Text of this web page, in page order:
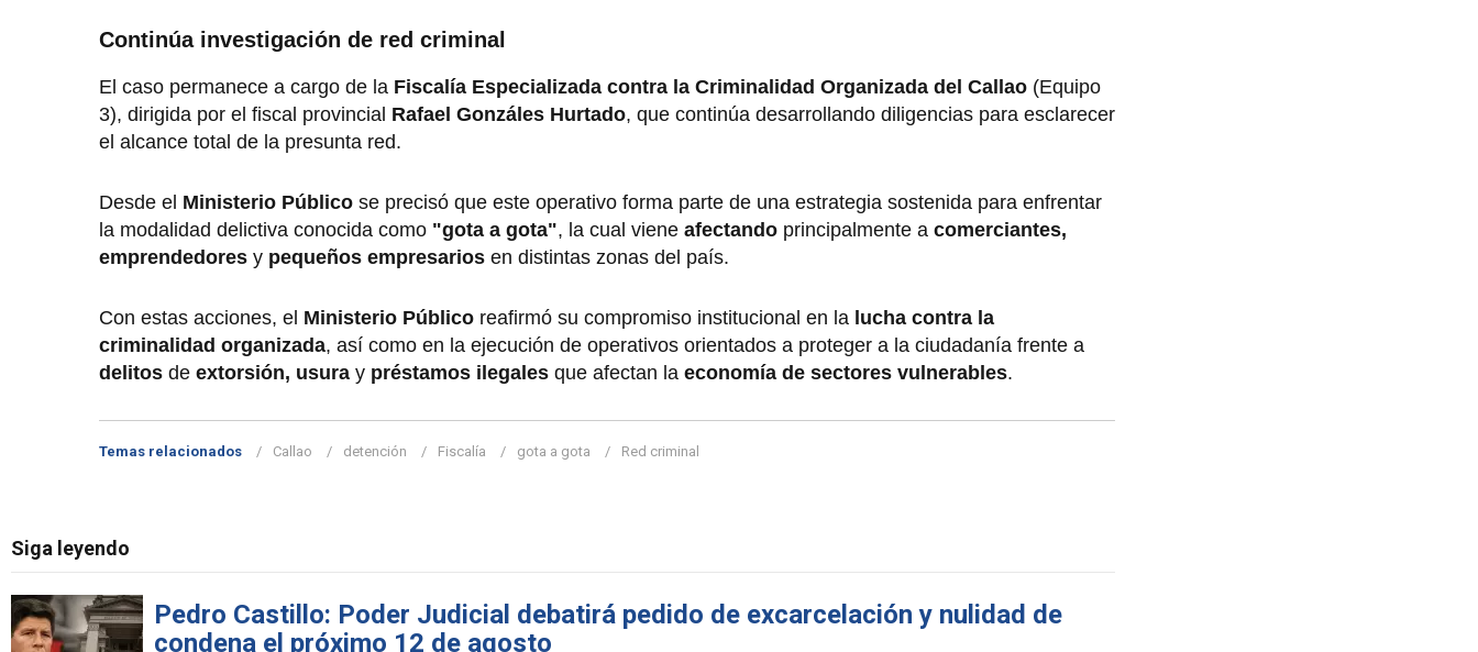
Continúa investigación de red criminal
El caso permanece a cargo de la Fiscalía Especializada contra la Criminalidad Organizada del Callao (Equipo
3), dirigida por el fiscal provincial Rafael Gonzáles Hurtado, que continúa desarrollando diligencias para esclarecer
el alcance total de la presunta red.
Desde el Ministerio Público se precisó que este operativo forma parte de una estrategia sostenida para enfrentar
la modalidad delictiva conocida como "gota a gota", la cual viene afectando principalmente a comerciantes,
emprendedores y pequeños empresarios en distintas zonas del país.
Con estas acciones, el Ministerio Público reafirmó su compromiso institucional en la lucha contra la
criminalidad organizada, así como en la ejecución de operativos orientados a proteger a la ciudadanía frente a
delitos de extorsión, usura y préstamos ilegales que afectan la economía de sectores vulnerables.
Temas relacionados Callao detención Fiscalía gota a gota Red criminal
Siga leyendo
Pedro Castillo: Poder Judicial debatirá pedido de excarcelación y nulidad de
condena el próximo 12 de agosto